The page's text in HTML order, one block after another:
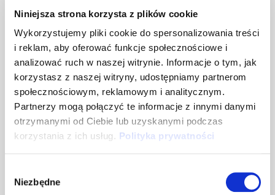
Niniejsza strona korzysta z plików cookie
Wykorzystujemy pliki cookie do spersonalizowania treści
i reklam, aby oferować funkcje społecznościowe i
analizować ruch w naszej witrynie. Informacje o tym, jak
korzystasz z naszej witryny, udostępniamy partnerom
społecznościowym, reklamowym i analitycznym.
Partnerzy mogą połączyć te informacje z innymi danymi
otrzymanymi od Ciebie lub uzyskanymi podczas
korzystania z ich usług. Polityka prywatności
zgody
Niezbędne
Susanna Romantsova z IKEA,
Prowadząca: Marta Lewandowska z Bee
Talents.
Czas trwania: 1h
Zarejestruj się, żeby obejrzeć